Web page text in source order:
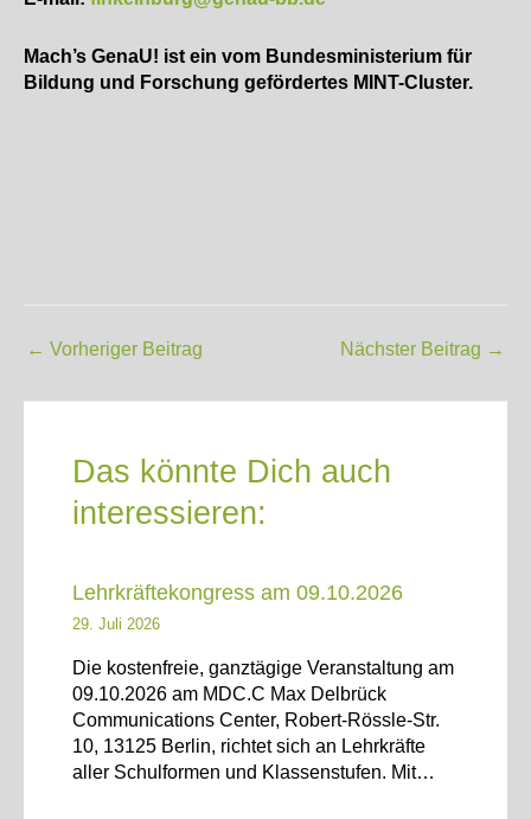
Mach’s GenaU! ist ein vom Bundesministerium für
Bildung und Forschung gefördertes MINT-Cluster.
Post
← Vorheriger Beitrag Nächster Beitrag →
Das könnte Dich auch
interessieren:
Lehrkräftekongress am 09.10.2026
29. Juli 2026
Die kostenfreie, ganztägige Veranstaltung am
09.10.2026 am MDC.C Max Delbrück
Communications Center, Robert-Rössle-Str.
10, 13125 Berlin, richtet sich an Lehrkräfte
aller Schulformen und Klassenstufen. Mit…